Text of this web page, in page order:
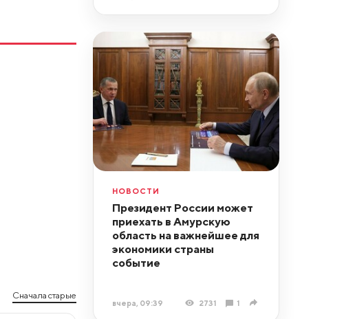
Сначала старые
НОВОСТИ
Президент России может
приехать в Амурскую
область на важнейшее для
экономики страны
событие
вчера, 09:39 2731 1